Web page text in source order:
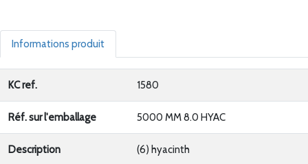
Informations produit
KC ref. 1580
Réf. sur l'emballage 5000 MM 8.0 HYAC
Description (6) hyacinth